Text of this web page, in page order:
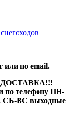
или по email.
по телефону ПН-
СБ-ВС выходные